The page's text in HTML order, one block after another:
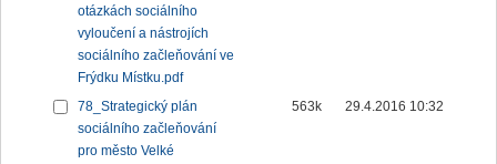
otázkách sociálního
vyloučení a nástrojích
sociálního začleňování ve
Frýdku Místku.pdf
78_Strategický plán
sociálního začleňování
pro město Velké
563k 29.4.2016 10:32